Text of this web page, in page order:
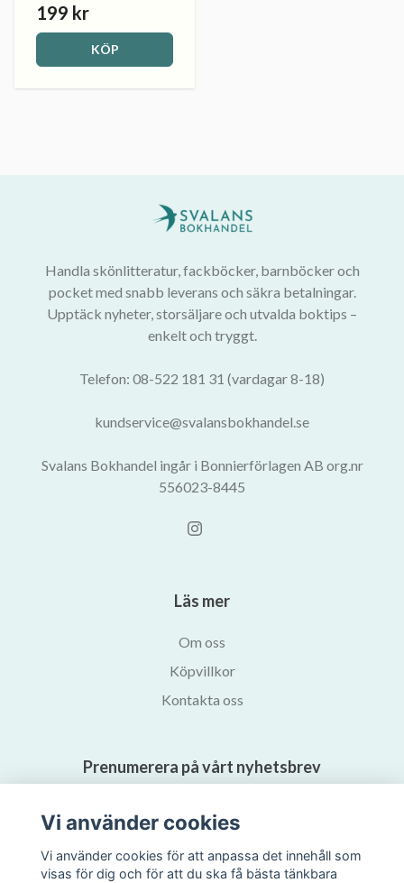
199 kr
KÖP
Handla skönlitteratur, fackböcker, barnböcker och
pocket med snabb leverans och säkra betalningar.
Upptäck nyheter, storsäljare och utvalda boktips –
enkelt och tryggt.
Telefon: 08-522 181 31 (vardagar 8-18)
kundservice@svalansbokhandel.se
Svalans Bokhandel ingår i Bonnierförlagen AB org.nr
556023-8445
Läs mer
Om oss
Köpvillkor
Kontakta oss
Prenumerera på vårt nyhetsbrev
Vi använder cookies
Vi använder cookies för att anpassa det innehåll som
visas för dig och för att du ska få bästa tänkbara